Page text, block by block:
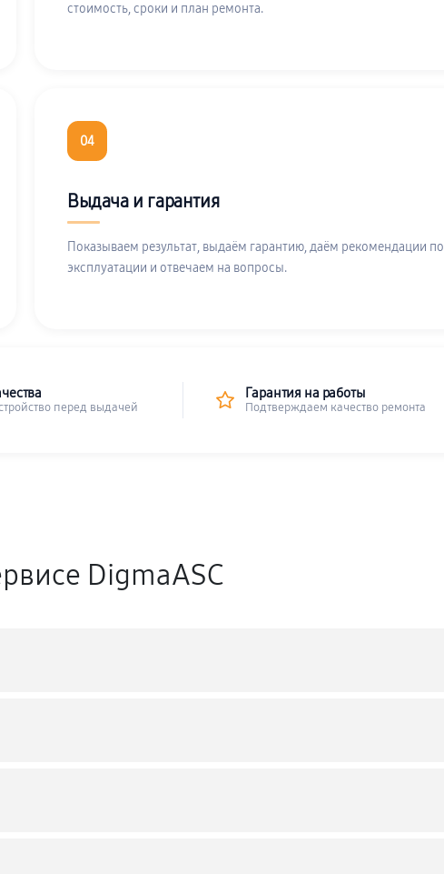
стоимость, сроки и план ремонта.
04
Выдача и гарантия
Показываем результат, выдаём гарантию, даём рекомендации по
эксплуатации и отвечаем на вопросы.
перед выдачей
Гарантия на работы
Подтверждаем качество ремонта
DigmaASC